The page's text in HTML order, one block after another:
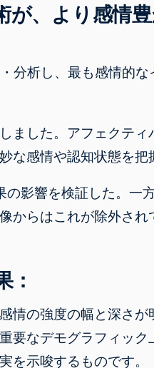
、より感情
分析し、最も感情的
ました。アフェクテ
な感情や認知状態を把
影響を検証した。一
らはこれが除外され
：
感情の強度の幅と深さが
要なデモグラフィック
を示唆するものです。